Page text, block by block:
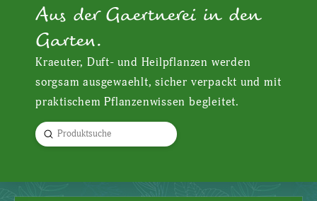
Aus der Gaertnerei in den
Garten.
Kraeuter, Duft- und Heilpflanzen werden
sorgsam ausgewaehlt, sicher verpackt und mit
praktischem Pflanzenwissen begleitet.
Search
Submit